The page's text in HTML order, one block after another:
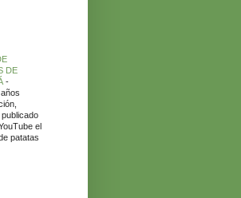
DE
-
el
patatas